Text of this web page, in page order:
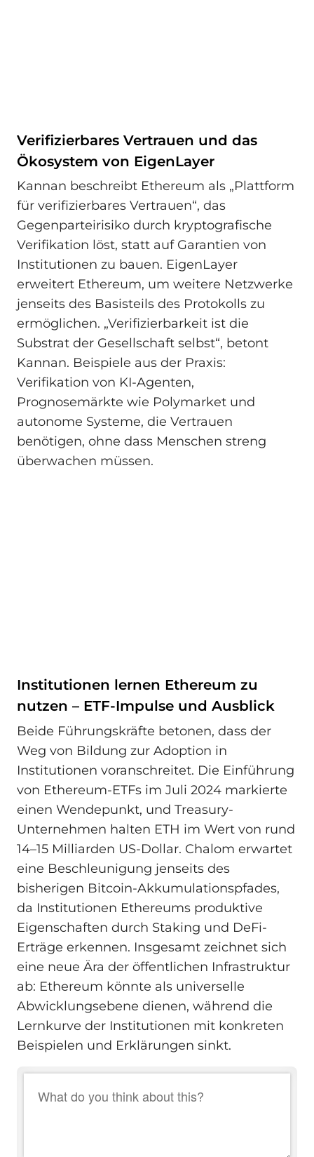
Verifizierbares Vertrauen und das
Ökosystem von EigenLayer
Kannan beschreibt Ethereum als „Plattform
für verifizierbares Vertrauen“, das
Gegenparteirisiko durch kryptografische
Verifikation löst, statt auf Garantien von
Institutionen zu bauen. EigenLayer
erweitert Ethereum, um weitere Netzwerke
jenseits des Basisteils des Protokolls zu
ermöglichen. „Verifizierbarkeit ist die
Substrat der Gesellschaft selbst“, betont
Kannan. Beispiele aus der Praxis:
Verifikation von KI-Agenten,
Prognosemärkte wie Polymarket und
autonome Systeme, die Vertrauen
benötigen, ohne dass Menschen streng
überwachen müssen.
Institutionen lernen Ethereum zu
nutzen – ETF-Impulse und Ausblick
Beide Führungskräfte betonen, dass der
Weg von Bildung zur Adoption in
Institutionen voranschreitet. Die Einführung
von Ethereum-ETFs im Juli 2024 markierte
einen Wendepunkt, und Treasury-
Unternehmen halten ETH im Wert von rund
14–15 Milliarden US-Dollar. Chalom erwartet
eine Beschleunigung jenseits des
bisherigen Bitcoin-Akkumulationspfades,
da Institutionen Ethereums produktive
Eigenschaften durch Staking und DeFi-
Erträge erkennen. Insgesamt zeichnet sich
eine neue Ära der öffentlichen Infrastruktur
ab: Ethereum könnte als universelle
Abwicklungsebene dienen, während die
Lernkurve der Institutionen mit konkreten
Beispielen und Erklärungen sinkt.